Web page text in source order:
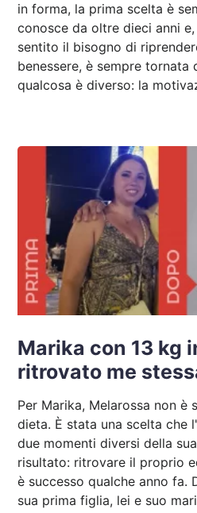
in forma, la prima scelta è
conosce da oltre dieci anni
sentito il bisogno di
benessere, è sempre tornata
qualcosa è diverso: la
Marika con 13 kg
ritrovato me
Per Marika, Melarossa non è
dieta. È stata una scelta che
due momenti diversi della
risultato: ritrovare il proprio
è successo qualche anno fa.
sua prima figlia, lei e suo